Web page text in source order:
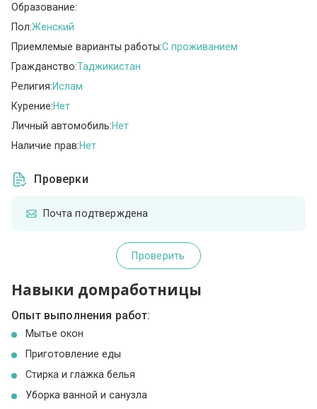
Образование:
Пол:Женский
Приемлемые варианты работы:C проживанием
Гражданство:Таджикистан
Религия:Ислам
Курение:Нет
Личный автомобиль:Нет
Наличие прав:Нет
Проверки
Почта подтверждена
Проверить
Навыки домработницы
Опыт выполнения работ:
Мытье окон
Приготовление еды
Стирка и глажка белья
Уборка ванной и санузла